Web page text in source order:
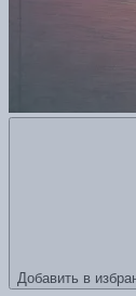
Добавить в